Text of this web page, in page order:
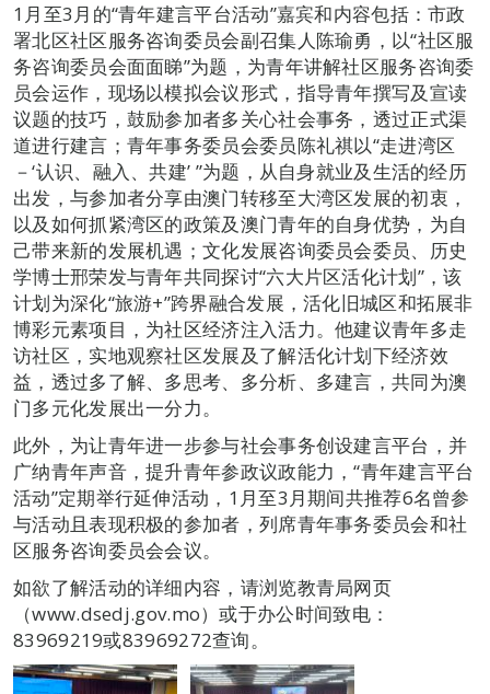
1月至3月的“青年建言平台活动”嘉宾和内容包括：市政
署北区社区服务咨询委员会副召集人陈瑜勇，以“社区服
务咨询委员会面面睇”为题，为青年讲解社区服务咨询委
员会运作，现场以模拟会议形式，指导青年撰写及宣读
议题的技巧，鼓励参加者多关心社会事务，透过正式渠
道进行建言；青年事务委员会委员陈礼祺以“走进湾区
－‘认识、融入、共建’ ”为题，从自身就业及生活的经历
出发，与参加者分享由澳门转移至大湾区发展的初衷，
以及如何抓紧湾区的政策及澳门青年的自身优势，为自
己带来新的发展机遇；文化发展咨询委员会委员、历史
学博士邢荣发与青年共同探讨“六大片区活化计划”，该
计划为深化“旅游+”跨界融合发展，活化旧城区和拓展非
博彩元素项目，为社区经济注入活力。他建议青年多走
访社区，实地观察社区发展及了解活化计划下经济效
益，透过多了解、多思考、多分析、多建言，共同为澳
门多元化发展出一分力。
此外，为让青年进一步参与社会事务创设建言平台，并
广纳青年声音，提升青年参政议政能力，“青年建言平台
活动”定期举行延伸活动，1月至3月期间共推荐6名曾参
与活动且表现积极的参加者，列席青年事务委员会和社
区服务咨询委员会会议。
如欲了解活动的详细内容，请浏览教青局网页
（www.dsedj.gov.mo）或于办公时间致电：
83969219或83969272查询。